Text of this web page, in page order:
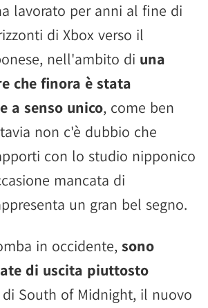
lavorato per anni al fine di
di Xbox verso il
nell'ambito di una
che finora è stata
a senso unico, come ben
non c'è dubbio che
con lo studio nipponico
mancata di
un gran bel segno.
in occidente, sono
di uscita piuttosto
South of Midnight, il nuovo